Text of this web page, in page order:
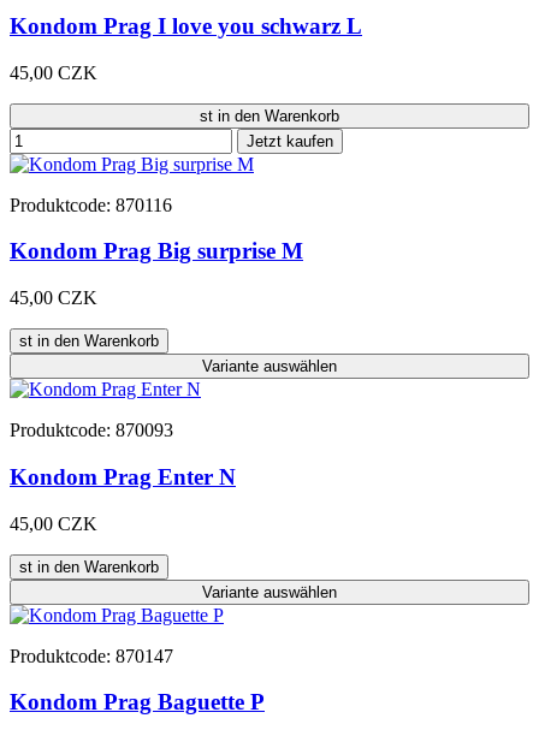
Kondom Prag I love you schwarz L
45,00 CZK
st in den Warenkorb
Jetzt kaufen
Produktcode: 870116
Kondom Prag Big surprise M
45,00 CZK
st in den Warenkorb
Variante auswählen
Produktcode: 870093
Kondom Prag Enter N
45,00 CZK
st in den Warenkorb
Variante auswählen
Produktcode: 870147
Kondom Prag Baguette P